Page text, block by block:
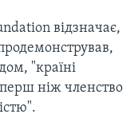
відзначає,
"країні
ніж членство